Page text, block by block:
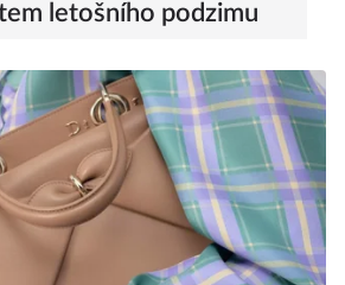
letošního podzimu